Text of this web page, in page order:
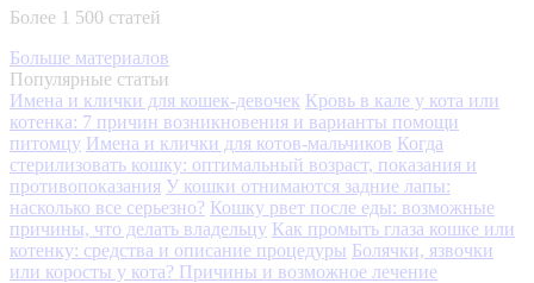
Более 1 500 статей
Больше материалов
Популярные статьи
Имена и клички для кошек-девочек Кровь в кале у кота или
котенка: 7 причин возникновения и варианты помощи
питомцу Имена и клички для котов-мальчиков Когда
стерилизовать кошку: оптимальный возраст, показания и
противопоказания У кошки отнимаются задние лапы:
насколько все серьезно? Кошку рвет после еды: возможные
причины, что делать владельцу Как промыть глаза кошке или
котенку: средства и описание процедуры Болячки, язвочки
или коросты у кота? Причины и возможное лечение